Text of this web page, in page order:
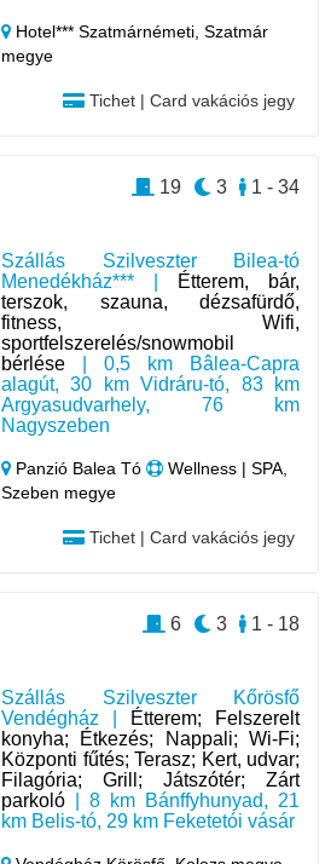
Hotel*** Szatmárnémeti,Szatmár
megye
Tichet | Card vakációs jegy
Szállás Szilveszter Bilea-tó
Menedékház*** |
Étterem, bár,
terszok, szauna, dézsafürdő,
fitness, Wifi,
sportfelszerelés/snowmobil
bérlése | 0,5 km Bâlea-Capra
alagút, 30 km Vidráru-tó, 83 km
Argyasudvarhely, 76 km
Nagyszeben
Panzió Balea Tó
Wellness | SPA,
Szeben megye
Tichet | Card vakációs jegy
1 - 34
3
19
Szállás Szilveszter Kőrösfő
Vendégház |
Étterem; Felszerelt
konyha; Étkezés; Nappali; Wi-Fi;
Központi fűtés; Terasz; Kert, udvar;
Filagória; Grill; Játszótér; Zárt
parkoló | 8 km Bánffyhunyad, 21
km Belis-tó, 29 km Feketetói vásár
1 - 18
3
6